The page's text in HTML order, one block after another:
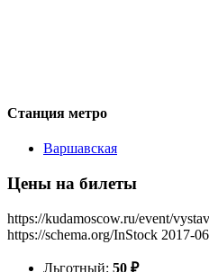
Станция метро
Варшавская
Цены на билеты
https://kudamoscow.ru/event/
https://schema.org/InStock 2017-
Льготный: 50 ₽